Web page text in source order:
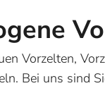
Vorzelten,
Bei uns sind